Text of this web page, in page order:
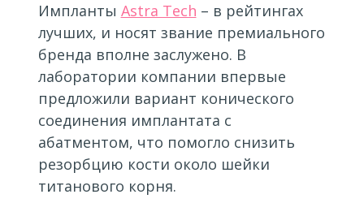
Импланты Astra Tech – в рейтингах
лучших, и носят звание премиального
бренда вполне заслужено. В
лаборатории компании впервые
предложили вариант конического
соединения имплантата с
абатментом, что помогло снизить
резорбцию кости около шейки
титанового корня.